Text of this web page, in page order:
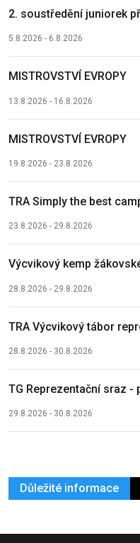
2. soustředění juniorek
5.8.2026 - 6.8.2026
MISTROVSTVÍ EVROPY
13.8.2026 - 16.8.2026
MISTROVSTVÍ EVROPY
19.8.2026 - 23.8.2026
TRA Simply the best
23.8.2026 - 29.8.2026
Výcvikový kemp
28.8.2026 - 29.8.2026
TRA Výcvikový tábor
28.8.2026 - 30.8.2026
TG Reprezentační sraz -
29.8.2026 - 30.8.2026
Důležité informace